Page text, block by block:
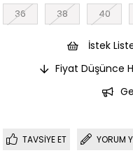
36 38 40
İstek
Fiyat Düşünce
TAVSIYE ET YORUM